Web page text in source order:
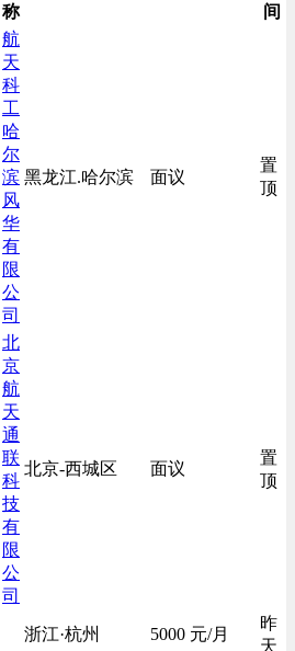
称
间
航
天
科
工
哈
尔
滨
风
华
有
限
公
司
黑龙江.哈尔滨 面议
置
顶
北
京
航
天
通
联
科
技
有
限
公
司
北京-西城区 面议
置
顶
浙江·杭州 5000 元/月
昨
天